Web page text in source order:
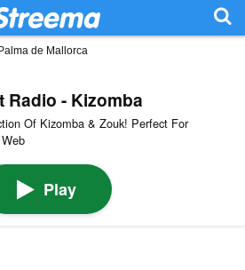
Palma de Mallorca
Radio - Kizomba
Of Kizomba & Zouk! Perfect For
Play